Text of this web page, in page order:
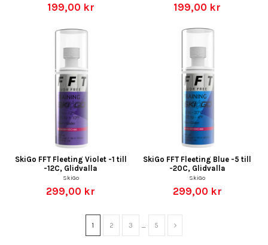
199,00 kr 199,00 kr
SkiGo FFT Fleeting Violet -1 till
-12C, Glidvalla
SkiGo
299,00 kr
SkiGo FFT Fleeting Blue -5 till
-20C, Glidvalla
SkiGo
299,00 kr
1 2 3 5